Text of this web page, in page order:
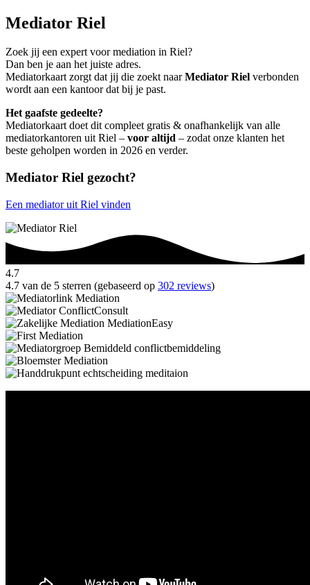
Mediator Riel
Zoek jij een expert voor mediation in Riel?
Dan ben je aan het juiste adres.
Mediatorkaart zorgt dat jij die zoekt naarMediator Riel verbonden
wordt aan een kantoor dat bij je past.
Het gaafste gedeelte?
Mediatorkaart doet dit compleet gratis & onafhankelijk van alle
mediatorkantoren uit Riel – voor altijd – zodat onze klanten het
beste geholpen worden in 2026 en verder.
Mediator Riel gezocht?
Een mediator uit Riel vinden
4.7
4.7 van de 5 sterren (gebaseerd op 302 reviews)